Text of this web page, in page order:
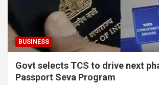
BUSINESS
Govt selects TCS to drive next
Passport Seva Program